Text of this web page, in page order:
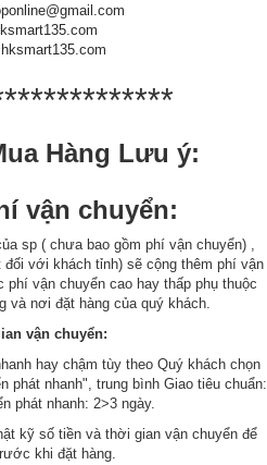
Hàng Lưu ý:
vận chuyển:
sp ( chưa bao gồm phí vận chuyển) ,
đối với khách tỉnh) sẽ cộng thêm phí vận
vận chuyển cao hay thấp phụ thuộc
và nơi đặt hàng của quý khách.
vận chuyển:
hay chậm tùy theo Quý khách chọn
phát nhanh", trung bình Giao tiêu chuẩn:
phát nhanh: 2>3 ngày.
kỹ số tiền và thời gian vận chuyển để
khi đặt hàng.